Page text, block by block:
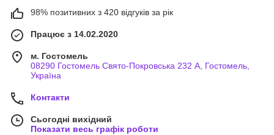
98% позитивних з 420 відгуків за рік
Працює з 14.02.2020
м. Гостомель
08290 Гостомель Свято-Покровська 232 А, Гостомель,
Україна
Контакти
Сьогодні вихідний
Показати весь графік роботи